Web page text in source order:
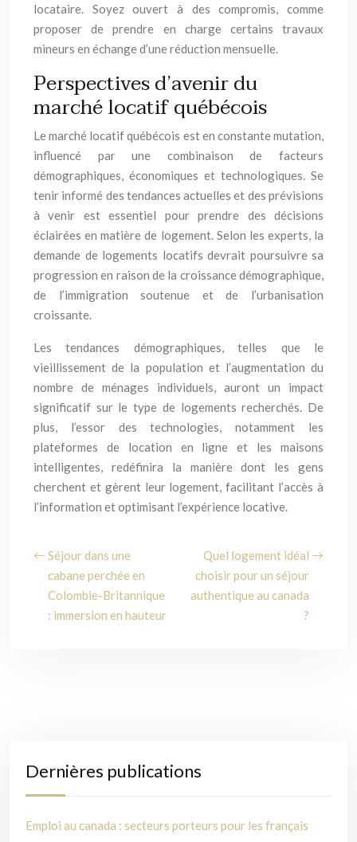
locataire. Soyez ouvert à des compromis, comme
proposer de prendre en charge certains travaux
mineurs en échange d’une réduction mensuelle.
Perspectives d’avenir du
marché locatif québécois
Le marché locatif québécois est en constante mutation,
influencé par une combinaison de facteurs
démographiques, économiques et technologiques. Se
tenir informé des tendances actuelles et des prévisions
à venir est essentiel pour prendre des décisions
éclairées en matière de logement. Selon les experts, la
demande de logements locatifs devrait poursuivre sa
progression en raison de la croissance démographique,
de l’immigration soutenue et de l’urbanisation
croissante.
Les tendances démographiques, telles que le
vieillissement de la population et l’augmentation du
nombre de ménages individuels, auront un impact
significatif sur le type de logements recherchés. De
plus, l’essor des technologies, notamment les
plateformes de location en ligne et les maisons
intelligentes, redéfinira la manière dont les gens
cherchent et gèrent leur logement, facilitant l’accès à
l’information et optimisant l’expérience locative.
Séjour dans une
cabane perchée en
Colombie-Britannique
: immersion en hauteur
Quel logement idéal
choisir pour un séjour
authentique au canada
?
Dernières publications
Emploi au canada : secteurs porteurs pour les français